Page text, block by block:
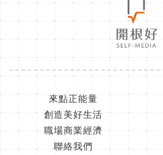
來點正能量
創造美好生活
職場商業經濟
聯絡我們